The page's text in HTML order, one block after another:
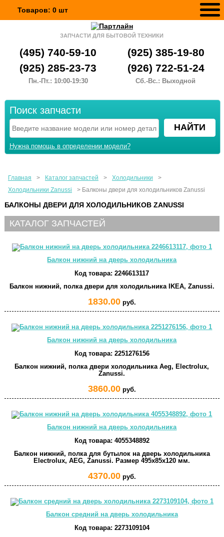
Товаров: 0 шт
ЗАПЧАСТИ ДЛЯ БЫТОВОЙ ТЕХНИКИ
(495) 740-59-10
(925) 385-19-80
(925) 285-23-73
(926) 722-51-24
Пн.-Пт.: 10:00-19:30 Сб.-Вс.: Выходной
Поиск запчасти
Нужна помощь в определении модели?
Главная > Каталог запчастей > Холодильники
>
Холодильники Zanussi
> Балконы двери для холодильников Zanussi
БАЛКОНЫ ДВЕРИ ДЛЯ ХОЛОДИЛЬНИКОВ ZANUSSI
КАТАЛОГ ЗАПЧАСТЕЙ
Балкон нижний на дверь холодильника
Код товара: 2246613117
Балкон нижний, полка двери для холодильника IKEA, Zanussi.
1830.00руб.
Балкон нижний на дверь холодильника
Код товара: 2251276156
Балкон нижний, полка двери холодильника Aeg, Electrolux,
Zanussi.
3860.00руб.
Балкон нижний на дверь холодильника
Код товара: 4055348892
Балкон нижний, полка для бутылок на дверь холодильника
Electrolux, AEG, Zanussi. Размер 495x85x120 мм.
4370.00руб.
Балкон средний на дверь холодильника
Код товара: 2273109104